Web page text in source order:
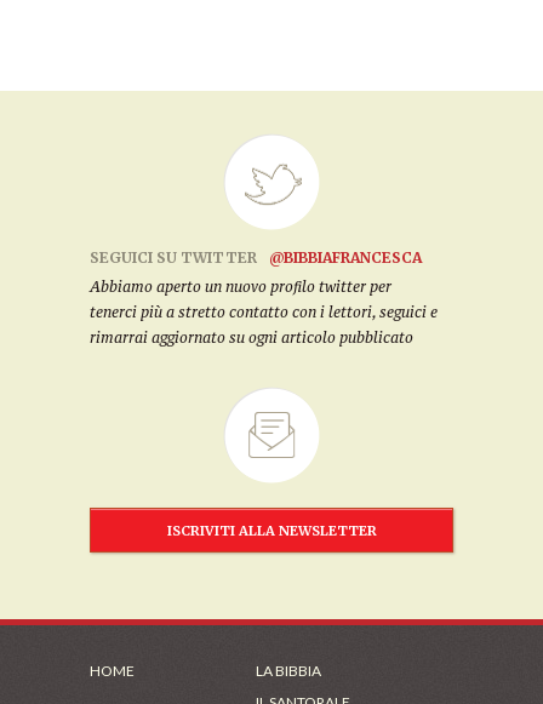
SEGUICI SU TWITTER
@BIBBIAFRANCESCA
Abbiamo aperto un nuovo profilo twitter per
tenerci più a stretto contatto con i lettori, seguici e
rimarrai aggiornato su ogni articolo pubblicato
ISCRIVITI ALLA NEWSLETTER
HOME
LA BIBBIA